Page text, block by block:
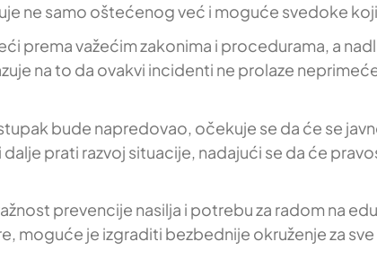
ne samo oštećenog već i moguće svedoke
prema važećim zakonima i procedurama, a
na to da ovakvi incidenti ne prolaze
bude napredovao, očekuje se da će se
dalje prati razvoj situacije, nadajući se da će
prevencije nasilja i potrebu za radom na
moguće je izgraditi bezbednije okruženje za